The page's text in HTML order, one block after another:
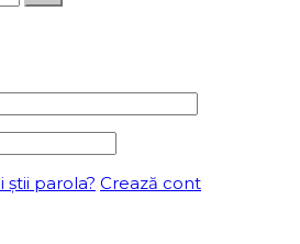
știi parola? Crează cont